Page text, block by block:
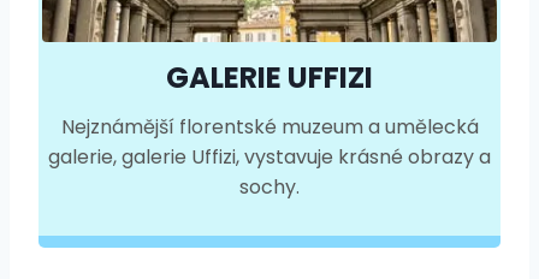
GALERIE UFFIZI
Nejznámější florentské muzeum a umělecká
galerie, galerie Uffizi, vystavuje krásné obrazy a
sochy.